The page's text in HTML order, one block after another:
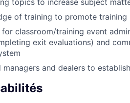
of training to promote training
for classroom/training event
exit evaluations) and
and dealers to